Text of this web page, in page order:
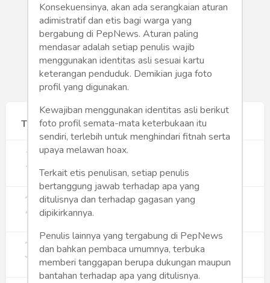
Terpopuler
1 Gerakan Sehat Berbasis Pesantren:
Keperawatan Medikal Bedah UNIMUS di
Pondok Pesantren Putra UNIMUS
Semarang
352
2 MBG dan Perannya dalam Perluasan
Lapangan Kerja
3 Digitalisasi Koperasi Merah Putih Buka
Peluang Ekonomi Baru di Desa
257
Konsekuensinya, akan ada serangkaian aturan
adimistratif dan etis bagi warga yang
bergabung di PepNews. Aturan paling
mendasar adalah setiap penulis wajib
menggunakan identitas asli sesuai kartu
keterangan penduduk. Demikian juga foto
profil yang digunakan.
Kewajiban menggunakan identitas asli berikut
foto profil semata-mata keterbukaan itu
sendiri, terlebih untuk menghindari fitnah serta
upaya melawan hoax.
Terkait etis penulisan, setiap penulis
bertanggung jawab terhadap apa yang
ditulisnya dan terhadap gagasan yang
dipikirkannya.
Penulis lainnya yang tergabung di PepNews
dan bahkan pembaca umumnya, terbuka
memberi tanggapan berupa dukungan maupun
bantahan terhadap apa yang ditulisnya.